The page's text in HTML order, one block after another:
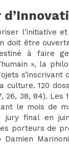
l’initiative
doit être
à faire
», la
s’inscrivant
culture. 120
26, 38, 84). Les
le mois de
final en
porteurs de